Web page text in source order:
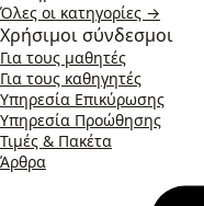
Όλες οι κατηγορίες →
Χρήσιμοι σύνδεσμοι
Για τους μαθητές
Για τους καθηγητές
Υπηρεσία Επικύρωσης
Υπηρεσία Προώθησης
Τιμές & Πακέτα
Άρθρα